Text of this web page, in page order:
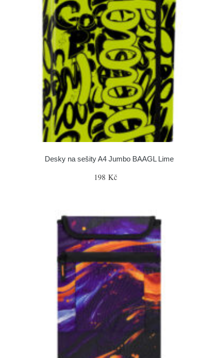
Desky na sešity A4 Jumbo BAAGL Lime
198 Kč